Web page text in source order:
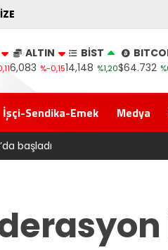
ALTIN
6,083 %-0,15
BİST
14,148 %1,20$64.732
İşçi-Sendika-Emek Medya